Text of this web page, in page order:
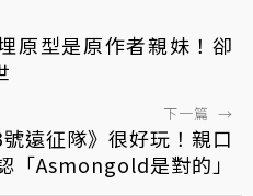
原型是原作者親妹！卻
下一篇 →
遠征隊》很好玩！親口
「Asmongold是對的」